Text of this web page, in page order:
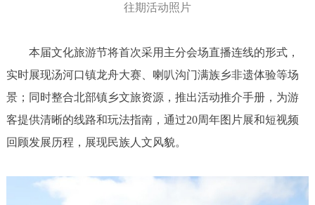
往期活动照片
本届文化旅游节将首次采用主分会场直播连线的形式，
实时展现汤河口镇龙舟大赛、喇叭沟门满族乡非遗体验等场
景；同时整合北部镇乡文旅资源，推出活动推介手册，为游
客提供清晰的线路和玩法指南，通过20周年图片展和短视频
回顾发展历程，展现民族人文风貌。